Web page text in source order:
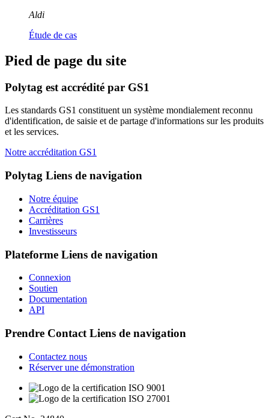
Aldi
Étude de cas
Pied de page du site
Polytag est accrédité par GS1
Les standards GS1 constituent un système mondialement reconnu
d'identification, de saisie et de partage d'informations sur les produits
et les services.
Notre accréditation GS1
Polytag Liens de navigation
Notre équipe
Accréditation GS1
Carrières
Investisseurs
Plateforme Liens de navigation
Connexion
Soutien
Documentation
API
Prendre Contact Liens de navigation
Contactez nous
Réserver une démonstration